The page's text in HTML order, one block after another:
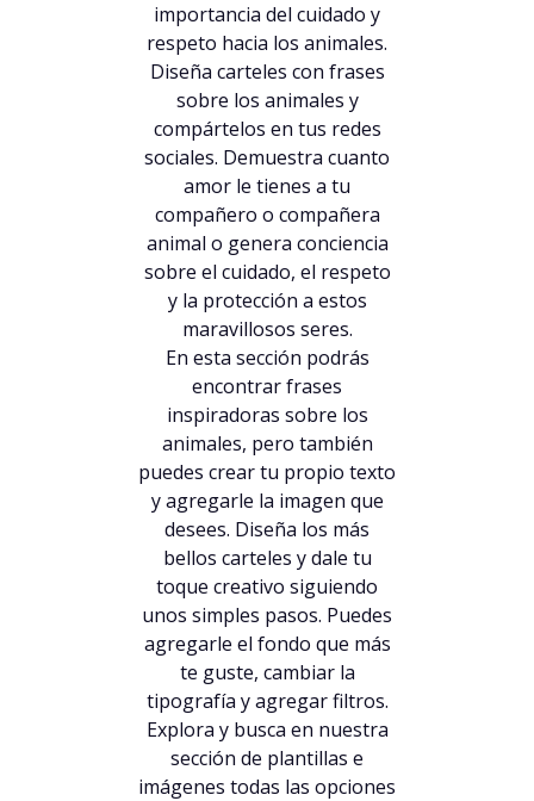
importancia del cuidado y
respeto hacia los animales.
Diseña carteles con frases
sobre los animales y
compártelos en tus redes
sociales. Demuestra cuanto
amor le tienes a tu
compañero o compañera
animal o genera conciencia
sobre el cuidado, el respeto
y la protección a estos
maravillosos seres.
En esta sección podrás
encontrar frases
inspiradoras sobre los
animales, pero también
puedes crear tu propio texto
y agregarle la imagen que
desees. Diseña los más
bellos carteles y dale tu
toque creativo siguiendo
unos simples pasos. Puedes
agregarle el fondo que más
te guste, cambiar la
tipografía y agregar filtros.
Explora y busca en nuestra
sección de plantillas e
imágenes todas las opciones